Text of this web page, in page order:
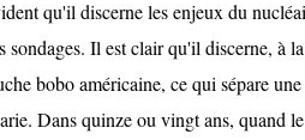
qu'il discerne les enjeux du
sondages. Il est clair qu'il discerne, à
bobo américaine, ce qui sépare
Dans quinze ou vingt ans, quand